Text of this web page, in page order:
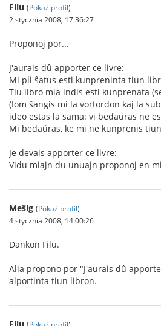
Filu (Pokaż profil)
2 stycznia 2008, 17:36:27
Proponoj por...
J'aurais dû apporter ce livre:
Mi pli ŝatus esti kunpreninta tiun
Tiu libro mia indis esti kunprenata
(Iom ŝangis mi la vortordon kaj la
ideo estas la sama: vi bedaŭras ne
Mi bedaŭras, ke mi ne kunprenis
Je devais apporter ce livre:
Vidu miajn du unuajn proponoj en
Meŝig (Pokaż profil)
4 stycznia 2008, 14:00:26
Dankon Filu.
Alia propono por "J'aurais dû
alportinta tiun libron.
Filu (Pokaż profil)